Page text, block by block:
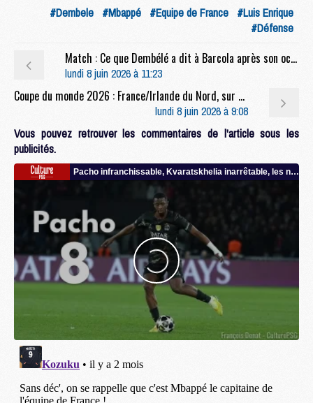
#Dembele #Mbappé #Equipe de France #Luis Enrique
#Défense
Match : Ce que Dembélé a dit à Barcola après son occasion manquée face à Arsenal
lundi 8 juin 2026 à 11:23
Coupe du monde 2026 : France/Irlande du Nord, sur quelle chaîne et à quelle heure regarder le match ?
lundi 8 juin 2026 à 9:08
Vous pouvez retrouver les commentaires de l'article sous les
publicités.